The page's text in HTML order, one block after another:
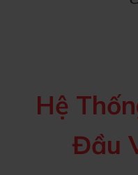
Hệ
Đầu